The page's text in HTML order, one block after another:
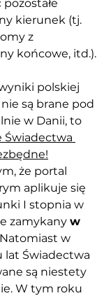
kierunek (tj.
z
końcowe, itd.).
polskiej
są brane pod
w Danii, to
Świadectwa
że portal
aplikuje się
I stopnia w
zamykany w
Natomiast w
lat Świadectwa
są niestety
W tym roku